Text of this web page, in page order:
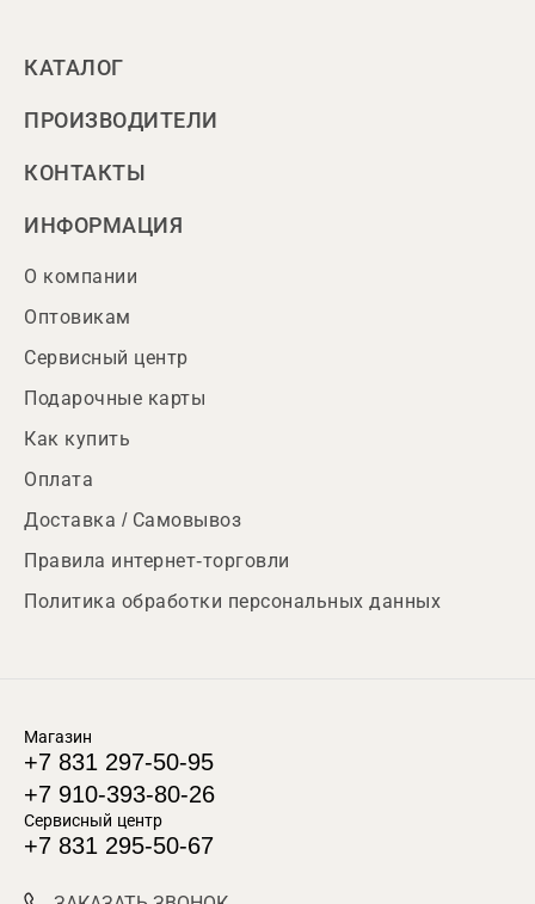
КАТАЛОГ
ПРОИЗВОДИТЕЛИ
КОНТАКТЫ
ИНФОРМАЦИЯ
О компании
Оптовикам
Сервисный центр
Подарочные карты
Как купить
Оплата
Доставка / Самовывоз
Правила интернет-торговли
Политика обработки персональных данных
Магазин
+7 831 297-50-95
+7 910-393-80-26
Сервисный центр
+7 831 295-50-67